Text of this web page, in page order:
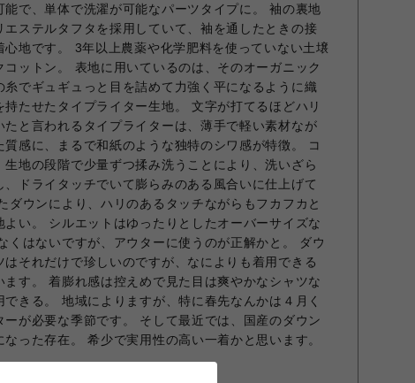
能で、単体で洗濯が可能なパーツタイプに。 袖の裏地
エステルタフタを採用していて、袖を通したときの接
地です。 3年以上農薬や化学肥料を使っていない土壌
ットン。 表地に用いているのは、そのオーガニック
糸でギュギュっと目を詰めて力強く平になるように織
持たせたタイプライター生地。 文字が打てるほどハリ
と言われるタイプライターは、薄手で軽い素材なが
質感に、まるで和紙のような独特のシワ感が特徴。 コ
地の段階で少量ずつ揉み洗うことにより、洗いざら
、ドライタッチでいて膨らみのある風合いに仕上げて
ダウンにより、ハリのあるタッチながらもフカフカと
よい。 シルエットはゆったりとしたオーバーサイズな
くはないですが、アウターに使うのが正解かと。 ダウ
はそれだけで珍しいのですが、なによりも着用できる
す。 着膨れ感は控えめで見た目は爽やかなシャツな
きる。 地域によりますが、特に春先なんかは４月く
ーが必要な季節です。 そして最近では、国産のダウン
った存在。 希少で実用性の高い一着かと思います。